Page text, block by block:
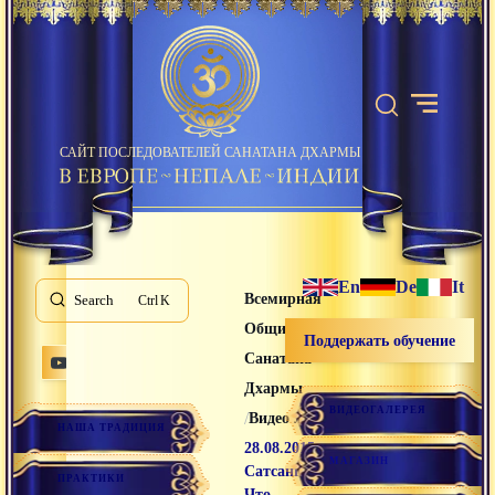
САЙТ ПОСЛЕДОВАТЕЛЕЙ САНАТАНА ДХАРМЫ
Search K
НАША ТРАДИЦИЯ
ПРАКТИКИ
Всемирная
Община
Санатана
Дхармы
/Видео лекции/
28.08.2015
Сатсанг
En De It
Поддержать обучение
ВИДЕОГАЛЕРЕЯ
МАГАЗИН